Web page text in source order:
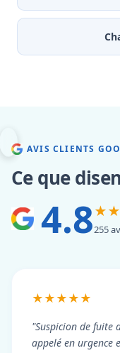
AVIS CLIENTS
Ce que
4.8255
★★★★★
"Suspicion de fuite
appelé en urgence